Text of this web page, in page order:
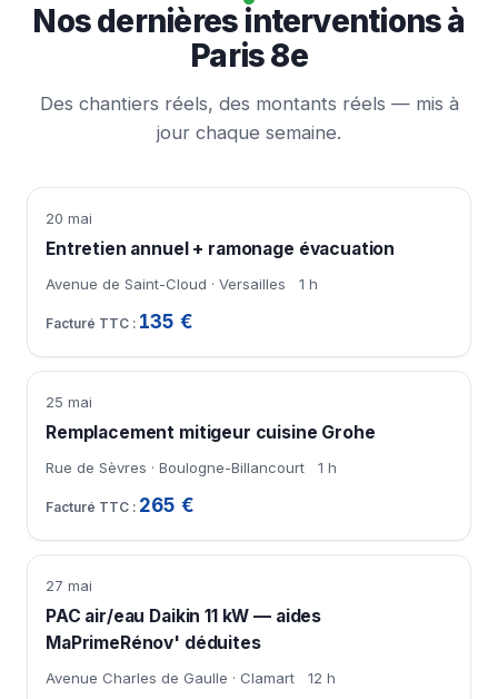
Nos dernières interventions à
Paris 8e
Des chantiers réels, des montants réels — mis à
jour chaque semaine.
20 mai
Entretien annuel + ramonage évacuation
Avenue de Saint-Cloud · Versailles 1 h
135 €
25 mai
Remplacement mitigeur cuisine Grohe
Rue de Sèvres · Boulogne-Billancourt 1 h
265 €
27 mai
PAC air/eau Daikin 11 kW — aides
MaPrimeRénov' déduites
Avenue Charles de Gaulle · Clamart 12 h